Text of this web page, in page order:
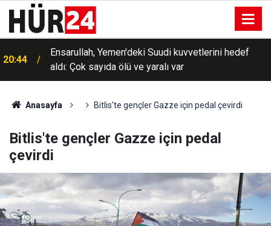
20:44
Ensarullah, Yemen'deki Suudi kuvvetlerini hedef
aldı: Çok sayıda ölü ve yaralı var
Anasayfa Bitlis'te gençler Gazze için pedal çevirdi
Bitlis'te gençler Gazze için pedal
çevirdi